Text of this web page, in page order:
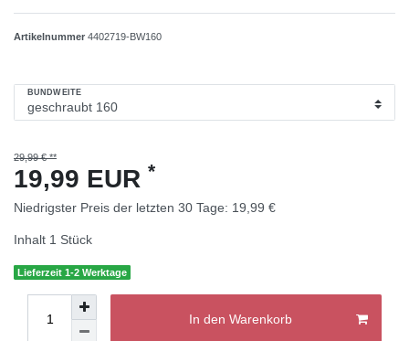
Artikelnummer 4402719-BW160
BUNDWEITE
29,99 € **
19,99 EUR *
Niedrigster Preis der letzten 30 Tage: 19,99 €
Inhalt 1 Stück
Lieferzeit 1-2 Werktage
In den Warenkorb